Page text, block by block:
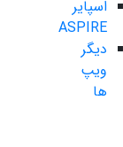
اسپایر
ASPIRE
دیگر
ویپ
ها